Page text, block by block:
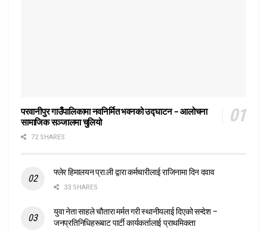
परवानीपुर गाउँपालिकामा नवनिर्मित भवनको उद्घाटन – आलोचना
सामाजिक सञ्जालमा चुलियो
72 SHARES
फ्लेर हिमालयन प्रा.ली द्वारा कर्मचारीलाई राजिनामा दिन दवाव
33 SHARES
युवा नेता साहले चौतारा मर्मत गरी स्थानीयलाई दिएको सन्देश –
जनप्रतिनिधिहरूबाट पार्टी कार्यकर्तालाई प्राथमिकता